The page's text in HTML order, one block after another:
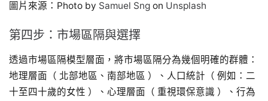
圖片來源：Photo by Samuel Sng on Unsplash
第四步：市場區隔與選擇
透過市場區隔模型層面，將市場區隔分為幾個明確的群體：
地理層面（ 北部地區、南部地區 ）、人口統計（ 例如：二
十至四十歲的女性 ）、心理層面（ 重視環保意識 ）、行為